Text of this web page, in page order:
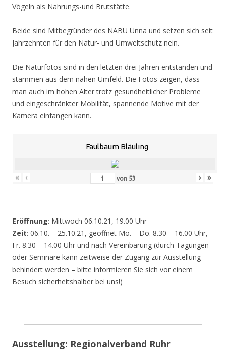
Vögeln als Nahrungs-und Brutstätte.
Beide sind Mitbegründer des NABU Unna und setzen sich seit
Jahrzehnten für den Natur- und Umweltschutz nein.
Die Naturfotos sind in den letzten drei Jahren entstanden und
stammen aus dem nahen Umfeld. Die Fotos zeigen, dass
man auch im hohen Alter trotz gesundheitlicher Probleme
und eingeschränkter Mobilität, spannende Motive mit der
Kamera einfangen kann.
Faulbaum Bläuling
« ‹ von 53 › »
Eröffnung: Mittwoch 06.10.21, 19.00 Uhr
Zeit: 06.10. – 25.10.21, geöffnet Mo. – Do. 8.30 – 16.00 Uhr,
Fr. 8.30 – 14.00 Uhr und nach Vereinbarung (durch Tagungen
oder Seminare kann zeitweise der Zugang zur Ausstellung
behindert werden – bitte informieren Sie sich vor einem
Besuch sicherheitshalber bei uns!)
Ausstellung: Regionalverband Ruhr